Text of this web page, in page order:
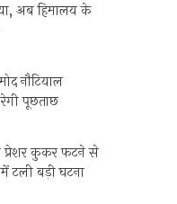
अब हिमालय के
नौटियाल
पूछताछ
प्रेशर कुकर फटने से
टली बड़ी घटना